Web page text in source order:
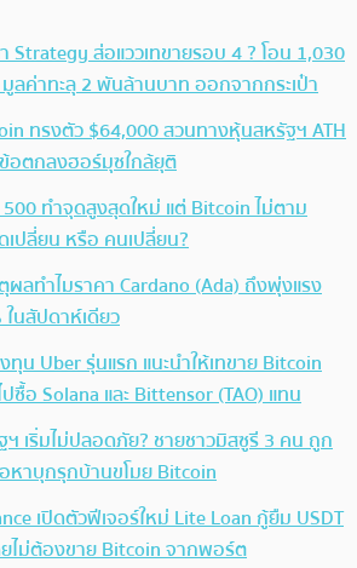
Strategy ส่อแววเทขายรอบ 4 ? โอน 1,030
มูลค่าทะลุ 2 พันล้านบาท ออกจากกระเป๋า
ทรงตัว $64,000 สวนทางหุ้นสหรัฐฯ ATH
อตกลงฮอร์มุซใกล้ยุติ
500 ทำจุดสูงสุดใหม่ แต่ Bitcoin ไม่ตาม
เปลี่ยน หรือ คนเปลี่ยน?
ผลทำไมราคา Cardano (Ada) ถึงพุ่งแรง
ในสัปดาห์เดียว
ทุน Uber รุ่นแรก แนะนำให้เทขาย Bitcoin
ซื้อ Solana และ Bittensor (TAO) แทน
ฯ เริ่มไม่ปลอดภัย? ชายชาวมิสซูรี 3 คน ถูก
หาบุกรุกบ้านขโมย Bitcoin
เปิดตัวฟีเจอร์ใหม่ Lite Loan กู้ยืม USDT
ยไม่ต้องขาย Bitcoin จากพอร์ต